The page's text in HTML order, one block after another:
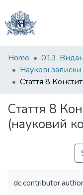
Communities
&
Collections
Statistics
Home
013.
Наукові
Стаття 8
(науковий
dc.contributor.author